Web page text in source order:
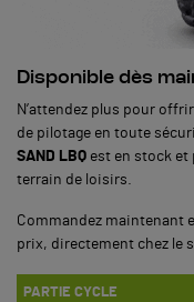
Disponible dès
N’attendez plus pour
de pilotage en toute
SAND LBQ est en stock et
terrain de loisirs.
Commandez maintenant
prix, directement chez le
PARTIE CYCLE